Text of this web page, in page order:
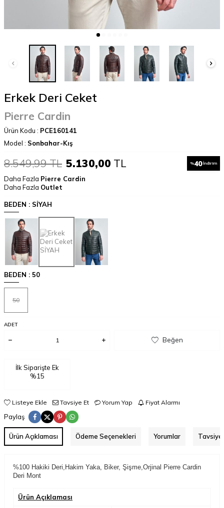
Erkek Deri Ceket
Pierre Cardin
Ürün Kodu : PCE160141
Model : Sonbahar-Kış
8.549,99TL 5.130,00 TL %40İndirim
Daha Fazla Pierre Cardin
Daha Fazla Outlet
BEDEN : SİYAH
BEDEN : 50
50
ADET
Beğen
İlk Siparişte Ek
%15
Listeye Ekle Tavsiye Et Yorum Yap Fiyat Alarmı
Paylaş
Ürün Açıklaması Ödeme Seçenekleri Yorumlar Tavsiye
%100 Hakiki Deri,Hakim Yaka, Biker, Şişme,Orjinal Pierre Cardin
Deri Mont
Ürün Açıklaması